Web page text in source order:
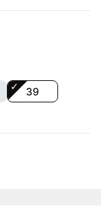
39